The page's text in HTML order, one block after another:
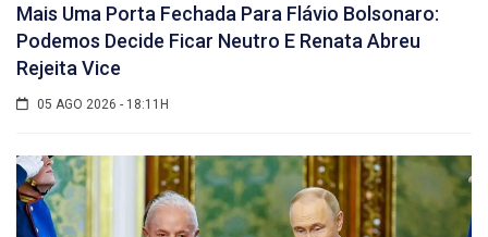
Mais Uma Porta Fechada Para Flávio Bolsonaro:
Podemos Decide Ficar Neutro E Renata Abreu
Rejeita Vice
05 AGO 2026 - 18:11H